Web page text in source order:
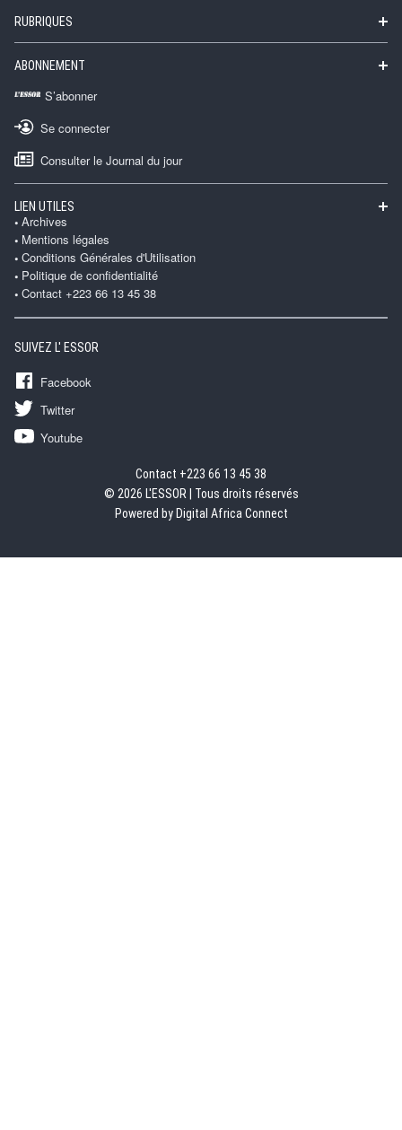
RUBRIQUES
ABONNEMENT
S’abonner
Se connecter
Consulter le Journal du jour
LIEN UTILES
Archives
Mentions légales
Conditions Générales d'Utilisation
Politique de confidentialité
Contact +223 66 13 45 38
SUIVEZ L' ESSOR
Facebook
Twitter
Youtube
Contact +223 66 13 45 38
© 2026 L'ESSOR | Tous droits réservés
Powered by Digital Africa Connect